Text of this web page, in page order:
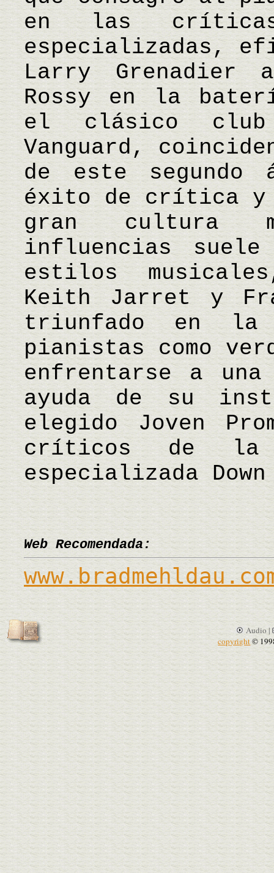
en las
especializadas,
Larry Grenadier
Rossy en la
el clásico club
Vanguard,
de este segundo
éxito de crítica y
gran cultura
influencias
estilos
Keith Jarret y
triunfado en la
pianistas como
enfrentarse a
ayuda de su
elegido Joven
críticos de la
especializada
Web Recomendada:
Audio |
copyright©